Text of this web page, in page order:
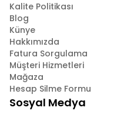
Kalite Politikası
Blog
Künye
Hakkımızda
Fatura Sorgulama
Müşteri Hizmetleri
Mağaza
Hesap Silme Formu
Sosyal Medya